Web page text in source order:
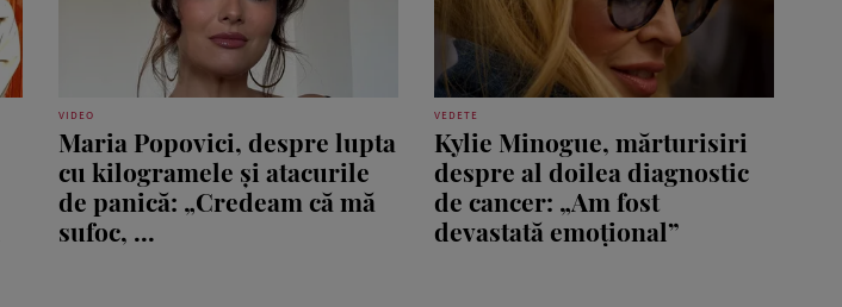
VIDEO
Maria Popovici, despre lupta
cu kilogramele și atacurile
de panică: „Credeam că mă
sufoc, ...
VEDETE
Kylie Minogue, mărturisiri
despre al doilea diagnostic
de cancer: „Am fost
devastată emoțional”